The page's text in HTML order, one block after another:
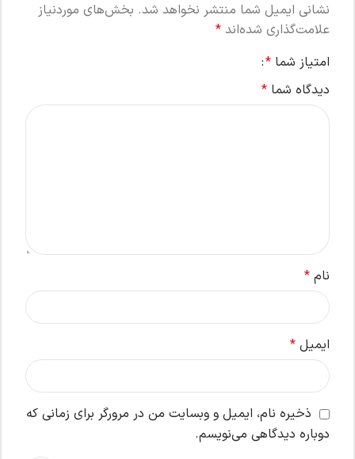
نشانی ایمیل شما منتشر نخواهد شد. بخش‌های موردنیاز
علامت‌گذاری شده‌اند *
امتیاز شما *
دیدگاه شما *
نام *
ایمیل *
ذخیره نام، ایمیل و وبسایت من در مرورگر برای زمانی که
دوباره دیدگاهی می‌نویسم.